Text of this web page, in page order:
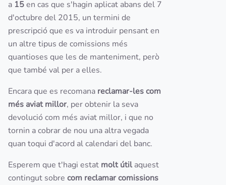
a 15en cas que s'hagin aplicat abans del 7
d'octubre del 2015, un termini de
prescripció que es va introduir pensant en
un altre tipus de comissions més
quantioses que les de manteniment, però
que també val per a elles.
Encara que es recomana reclamar-les com
més aviat millor, per obtenir la seva
devolució com més aviat millor, i que no
tornin a cobrar de nou una altra vegada
quan toqui d'acord al calendari del banc.
Esperem que t'hagi estat molt útilaquest
contingut sobre com reclamar comissions